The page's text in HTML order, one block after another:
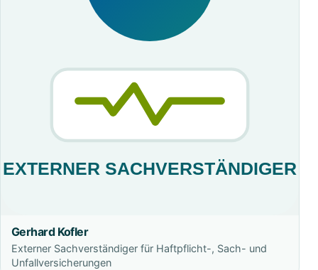
Gerhard Kofler
Externer Sachverständiger für Haftpflicht-, Sach- und
Unfallversicherungen